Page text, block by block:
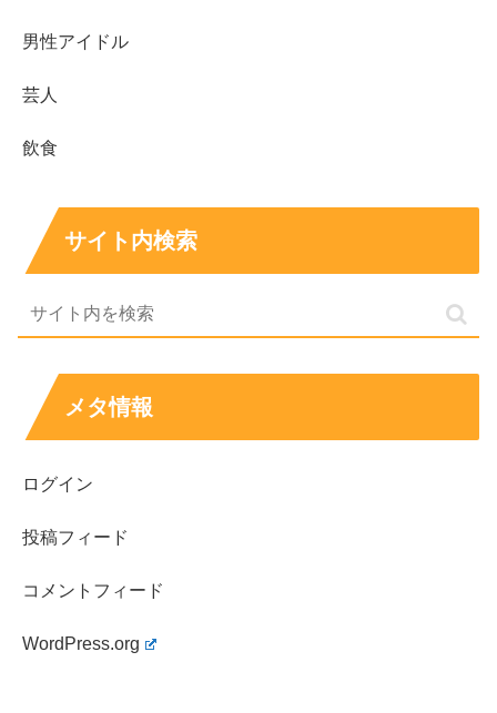
うと安心です
系は、まず先に確保すると失敗しにくいです
クーポンなどの特典は棚ではなく、
売り切れ回避は「時間帯を変える」「店舗を変え
見つからない時は棚だけでなく、平台・レジ前・特
設もチェックすると当たりやすいです
軽めの甘味」がまとまりやすいです
ローソンの日は“準備した人ほど取りこぼしが減る日”
男性アイドル
芸人
飲食
サイト内検索
メタ情報
ログイン
投稿フィード
コメントフィード
WordPress.org